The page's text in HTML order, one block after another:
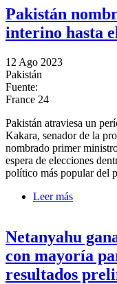
Pakistán
interino hasta
12 Ago 2023
Pakistán
Fuente:
France 24
Pakistán atraviesa un
Kakara, senador de la
nombrado primer
espera de elecciones
político más popular del
Leer más
Netanyahu
con mayoría
resultados